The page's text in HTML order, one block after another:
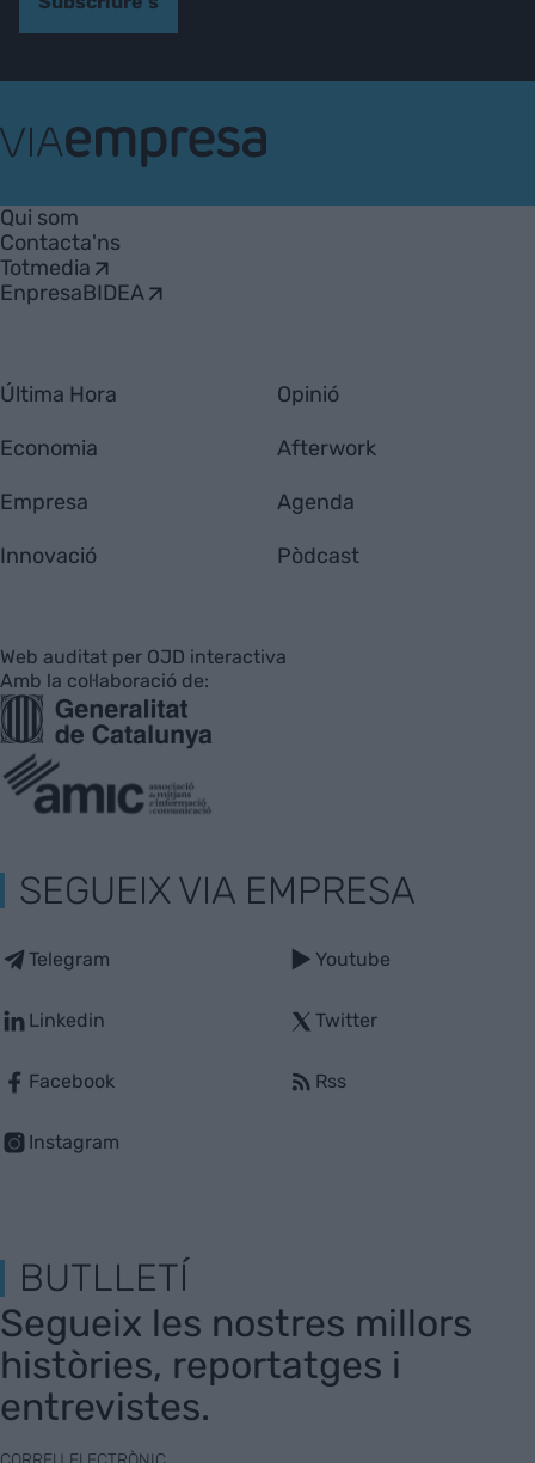
Empresa
Qui som
Contacta'ns
Totmedia
EnpresaBIDEA
Última Hora
Economia
Empresa
Innovació
Opinió
Afterwork
Agenda
Pòdcast
Web auditat per OJD interactiva
Amb la col·laboració de:
SEGUEIX VIA EMPRESA
Telegram
Linkedin
Facebook
Instagram
Youtube
Twitter
Rss
BUTLLETÍ
Segueix les nostres millors
històries, reportatges i
entrevistes.